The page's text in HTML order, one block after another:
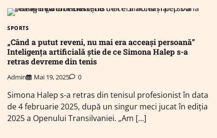
SPORTS
„Când a putut reveni, nu mai era acceași persoană”
Inteligența artificială știe de ce Simona Halep s-a
retras devreme din tenis
Admin Mai 19, 2025 0
Simona Halep s-a retras din tenisul profesionist în data
de 4 februarie 2025, după un singur meci jucat în ediția
2025 a Openului Transilvaniei. „Am […]